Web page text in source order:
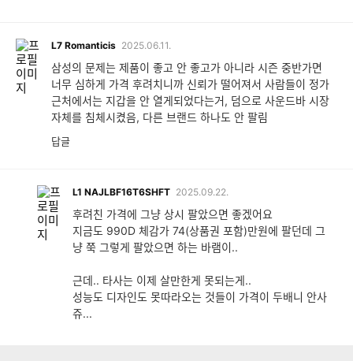
L7 Romanticis 2025.06.11.
삼성의 문제는 제품이 좋고 안 좋고가 아니라 시즌 중반가면
너무 심하게 가격 후려치니까 신뢰가 떨어져서 사람들이 정가
근처에서는 지갑을 안 열게되었다는거, 덤으로 사운드바 시장
자체를 침체시켰음, 다른 브랜드 하나도 안 팔림
답글
L1 NAJLBF16T6SHFT 2025.09.22.
후려친 가격에 그냥 상시 팔았으면 좋겠어요
지금도 990D 체감가 74(상품권 포함)만원에 팔던데 그
냥 쭉 그렇게 팔았으면 하는 바램이..
근데.. 타사는 이제 살만한게 못되는게..
성능도 디자인도 못따라오는 것들이 가격이 두배니 안사
쥬...